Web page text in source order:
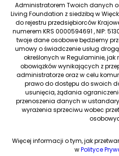
Administratorem Twoich danych
Living Foundation z siedzibą w
do rejestru przedsiębiorców
numerem KRS 0000594691 , NIP:
twoje dane osobowe będziemy
umowy o świadczenie usług
określonych w Regulaminie, jak
obowiązków wynikających z
administratorze oraz w celu
prawo do dostępu do swoich
usunięcia, żądania
przenoszenia danych w
wyrażenia sprzeciwu wobec
Więcej informacji o tym, jak
wPolityce